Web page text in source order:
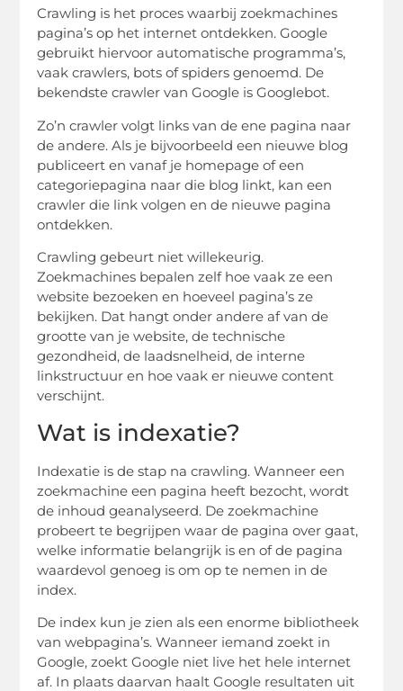
Crawling is het proces waarbij zoekmachines
pagina’s op het internet ontdekken. Google
gebruikt hiervoor automatische programma’s,
vaak crawlers, bots of spiders genoemd. De
bekendste crawler van Google is Googlebot.
Zo’n crawler volgt links van de ene pagina naar
de andere. Als je bijvoorbeeld een nieuwe blog
publiceert en vanaf je homepage of een
categoriepagina naar die blog linkt, kan een
crawler die link volgen en de nieuwe pagina
ontdekken.
Crawling gebeurt niet willekeurig.
Zoekmachines bepalen zelf hoe vaak ze een
website bezoeken en hoeveel pagina’s ze
bekijken. Dat hangt onder andere af van de
grootte van je website, de technische
gezondheid, de laadsnelheid, de interne
linkstructuur en hoe vaak er nieuwe content
verschijnt.
Wat is indexatie?
Indexatie is de stap na crawling. Wanneer een
zoekmachine een pagina heeft bezocht, wordt
de inhoud geanalyseerd. De zoekmachine
probeert te begrijpen waar de pagina over gaat,
welke informatie belangrijk is en of de pagina
waardevol genoeg is om op te nemen in de
index.
De index kun je zien als een enorme bibliotheek
van webpagina’s. Wanneer iemand zoekt in
Google, zoekt Google niet live het hele internet
af. In plaats daarvan haalt Google resultaten uit